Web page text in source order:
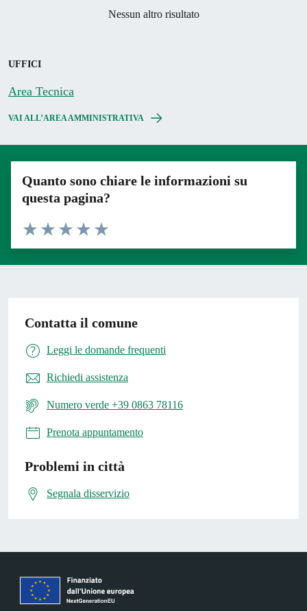
Nessun altro risultato
UFFICI
Area Tecnica
VAI ALL’AREA AMMINISTRATIVA
Quanto sono chiare le informazioni su
questa pagina?
Contatta il comune
Leggi le domande frequenti
Richiedi assistenza
Numero verde +39 0863 78116
Prenota appuntamento
Problemi in città
Segnala disservizio